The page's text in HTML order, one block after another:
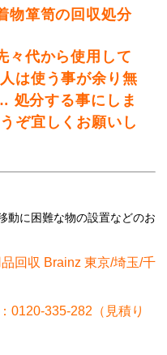
物箪笥の回収処分
々代から使用して
は使う事が余り無
処分する事にしま
ぞ宜しくお願いし
動に困難な物の設置などのお
回収 Brainz 東京/埼玉/千
0120-335-282（見積り